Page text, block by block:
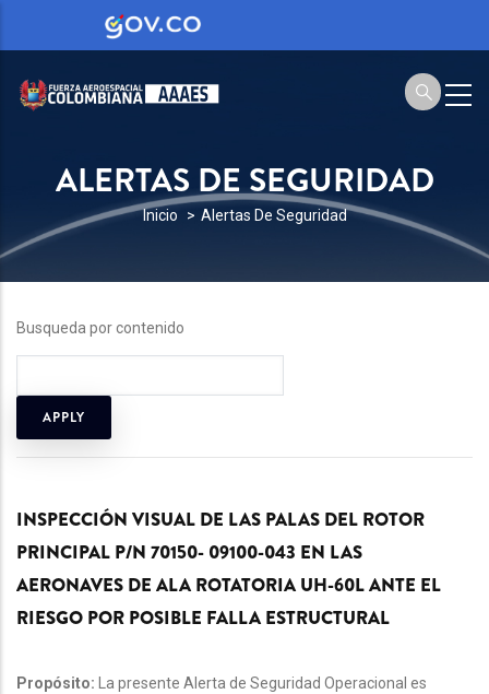
ALERTAS DE SEGURIDAD
SOBRESCRIBIR
DE
AYUDA
A
LA
Inicio Alertas De Seguridad
Busqueda por contenido
INSPECCIÓN VISUAL DE LAS PALAS DEL ROTOR
PRINCIPAL P/N 70150- 09100-043 EN LAS
AERONAVES DE ALA ROTATORIA UH-60L ANTE EL
RIESGO POR POSIBLE FALLA ESTRUCTURAL
Propósito: La presente Alerta de Seguridad Operacional es